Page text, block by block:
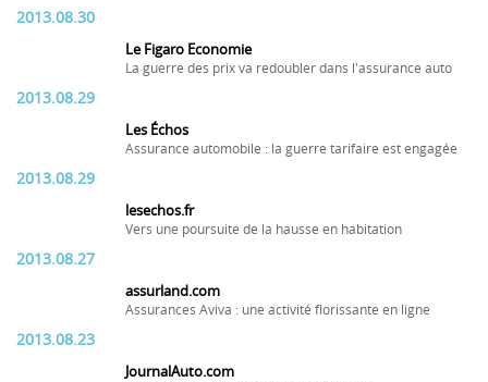
2013.08.30
Le Figaro Economie
La guerre des prix va redoubler dans l'assurance auto
2013.08.29
Les Échos
Assurance automobile : la guerre tarifaire est engagée
2013.08.29
lesechos.fr
Vers une poursuite de la hausse en habitation
2013.08.27
assurland.com
Assurances Aviva : une activité florissante en ligne
2013.08.23
JournalAuto.com